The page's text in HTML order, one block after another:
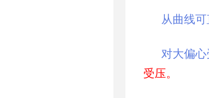
从曲线可
对大偏
受压。